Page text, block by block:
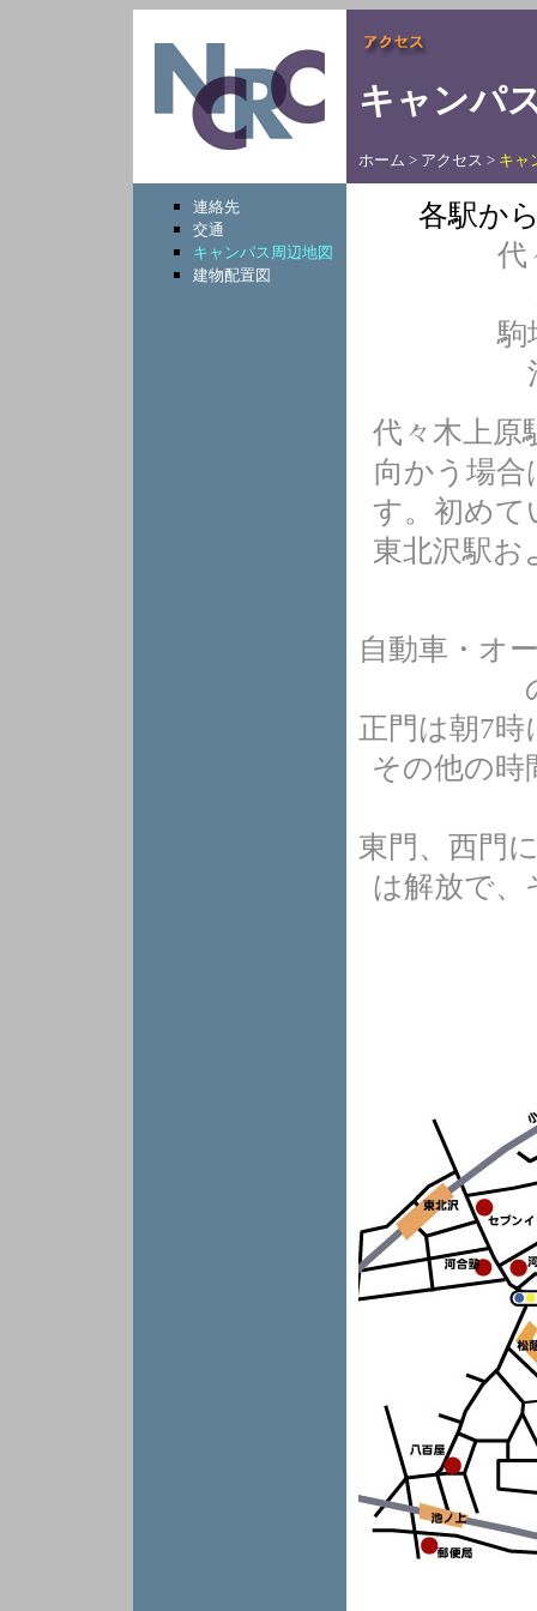
キャンパ
ホーム > アクセス > キャ
連絡先
交通
キャンパス周辺地図
建物配置図
各駅か
代
駒
代々木上原
向かう場合
す。初めて
東北沢駅お
自動車・オ
正門は朝7
その他の時
東門、西門
は解放で、